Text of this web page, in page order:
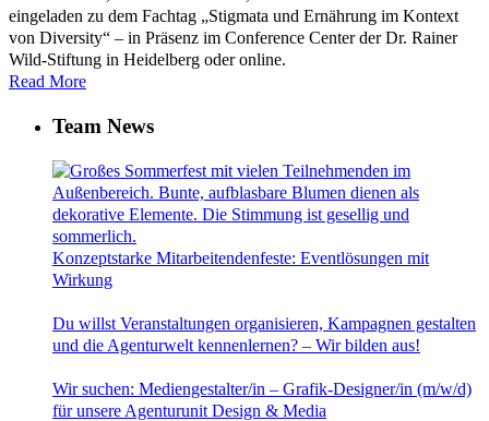
eingeladen zu dem Fachtag „Stigmata und Ernährung im Kontext
von Diversity“ – in Präsenz im Conference Center der Dr. Rainer
Wild-Stiftung in Heidelberg oder online.
Read More
Team News
Konzeptstarke Mitarbeitendenfeste: Eventlösungen mit
Wirkung
Du willst Veranstaltungen organisieren, Kampagnen gestalten
und die Agenturwelt kennenlernen? – Wir bilden aus!
Wir suchen: Mediengestalter/in – Grafik-Designer/in (m/w/d)
für unsere Agenturunit Design & Media